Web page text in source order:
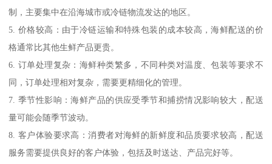
制，主要集中在沿海城市或冷链物流发达的地区。
5. 价格较高：由于冷链运输和特殊包装的成本较高，海鲜配送的价
格通常比其他生鲜产品更贵。
6. 订单处理复杂：海鲜种类繁多，不同种类对温度、包装等要求不
同，订单处理相对复杂，需要更精细化的管理。
7. 季节性影响：海鲜产品的供应受季节和捕捞情况影响较大，配送
量可能会随季节波动。
8. 客户体验要求高：消费者对海鲜的新鲜度和品质要求较高，配送
服务需要提供良好的客户体验，包括及时送达、产品完好等。